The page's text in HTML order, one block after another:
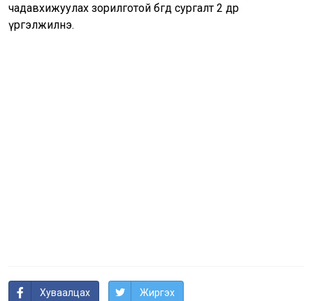
чадавхижуулах зорилготой бөгөөд сургалт 2 өдөр
үргэлжилнэ.
Хуваалцах Жиргэх